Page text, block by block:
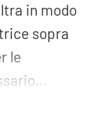
in modo
sopra
le